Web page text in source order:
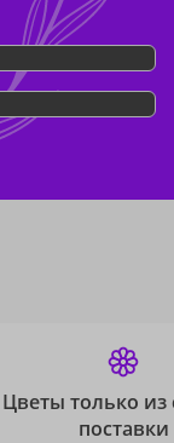
Цветы только из
поставки